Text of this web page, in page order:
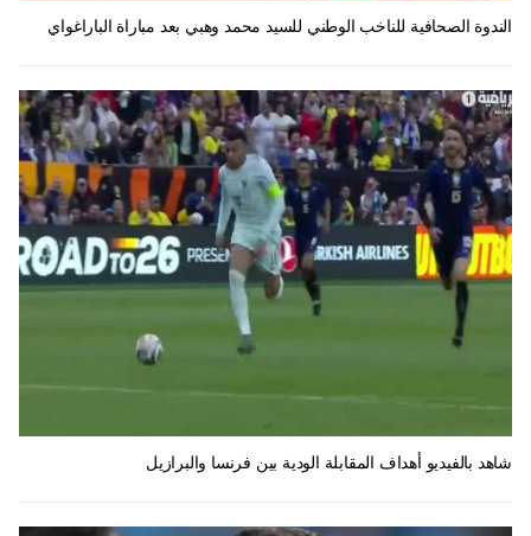
الندوة الصحافية للناخب الوطني للسيد محمد وهبي بعد مباراة الباراغواي
شاهد بالفيديو أهداف المقابلة الودية بين فرنسا والبرازيل